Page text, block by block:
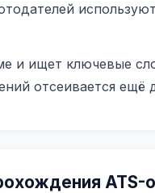
и ищет ключевые
отсеивается ещё
ATS-